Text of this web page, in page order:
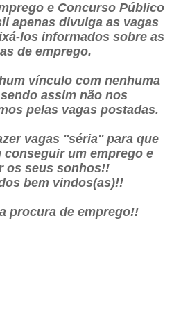
e Concurso Público
apenas divulga as vagas
los informados sobre as
de emprego.
vínculo com nenhuma
assim não nos
pelas vagas postadas.
vagas ''séria'' para que
conseguir um emprego e
os seus sonhos!!
bem vindos(as)!!
procura de emprego!!